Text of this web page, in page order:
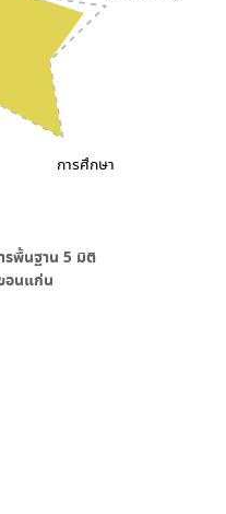
การศึกษา
รพื้นฐาน 5 มิติ
อนแก่น